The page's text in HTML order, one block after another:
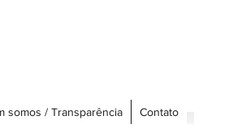
somos / Transparência Contato